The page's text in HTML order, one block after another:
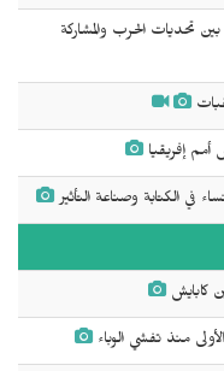
تحديات الحرب والمشاركة
إفريقيا
في الكتابة وصناعة التأثير